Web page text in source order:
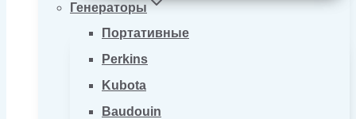
Генераторы
Портативные
Perkins
Kubota
Baudouin